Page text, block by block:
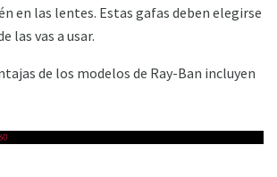
en las lentes. Estas gafas deben elegirse
las vas a usar.
de los modelos de Ray-Ban incluyen